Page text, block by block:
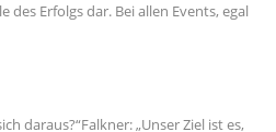
Erfolgs dar. Bei allen Events, egal
daraus?“Falkner: „Unser Ziel ist es,